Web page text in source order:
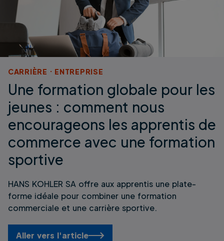
Une formation globale pour les
jeunes : comment nous
encourageons les apprentis de
commerce avec une formation
sportive
CARRIÈRE ENTREPRISE
HANS KOHLER SA offre aux apprentis une plate-
forme idéale pour combiner une formation
commerciale et une carrière sportive.
Aller vers l'article